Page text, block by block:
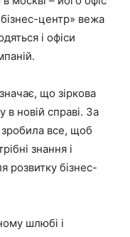
центр» вежа
і офіси
що зіркова
новій справі. За
зробила все, щоб
знання і
розвитку бізнес-
шлюбі і